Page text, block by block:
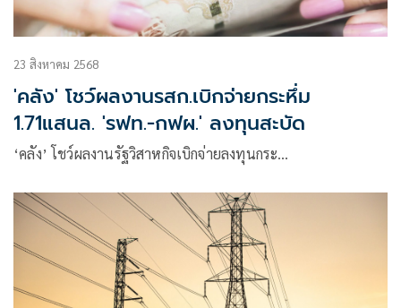
23 สิงหาคม 2568
'คลัง' โชว์ผลงานรสก.เบิกจ่ายกระหึ่ม
1.71แสนล. 'รฟท.-กฟผ.' ลงทุนสะบัด
‘คลัง’ โชว์ผลงานรัฐวิสาหกิจเบิกจ่ายลงทุนกระ…